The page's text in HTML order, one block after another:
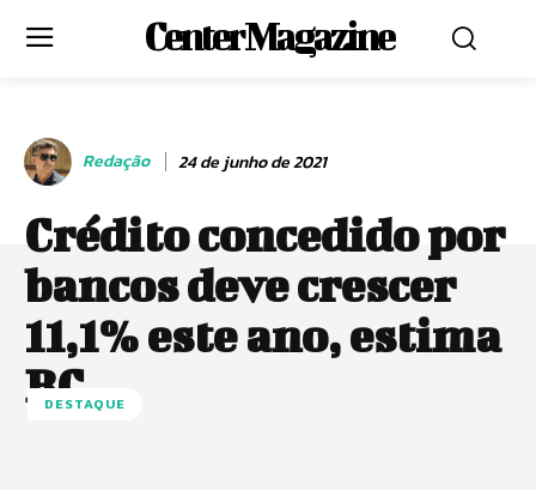
Center Magazine
Redação 24 de junho de 2021
Crédito concedido por
bancos deve crescer
11,1% este ano, estima
BC
DESTAQUE